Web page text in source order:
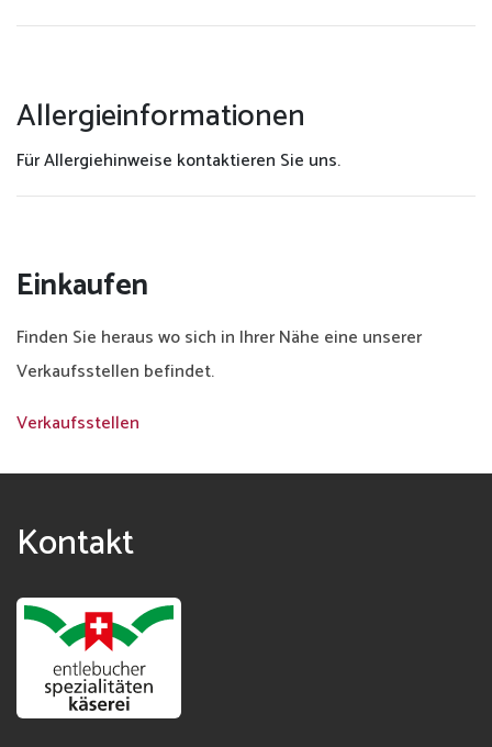
Allergieinformationen
Für Allergiehinweise kontaktieren Sie uns.
Einkaufen
Finden Sie heraus wo sich in Ihrer Nähe eine unserer
Verkaufsstellen befindet.
Verkaufsstellen
Kontakt